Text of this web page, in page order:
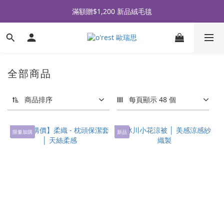
全品牌滿 $990免運｜會員買即贈〈 購物金 〉
滿額贈$1,200 新品絨毛毯
全品牌滿 $990免運｜會員買即贈〈 購物金 〉
全部商品
商品排序 每頁顯示 48 個
限量加購 新品